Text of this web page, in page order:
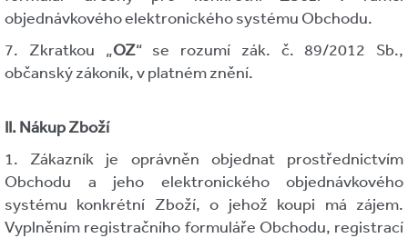
objednávkového elektronického systému Obchodu.
7. Zkratkou „OZ“ se rozumí zák. č. 89/2012 Sb.,
občanský zákoník, v platném znění.
II. Nákup Zboží
1. Zákazník je oprávněn objednat prostřednictvím
Obchodu a jeho elektronického objednávkového
systému konkrétní Zboží, o jehož koupi má zájem.
Vyplněním registračního formuláře Obchodu, registrací